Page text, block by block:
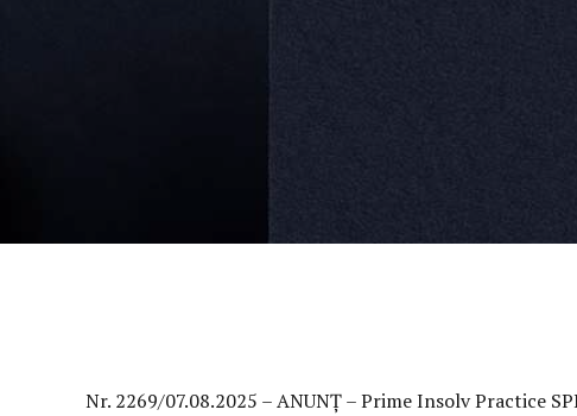
Nr. 2269/07.08.2025 – ANUNȚ – Prime Insolv Practice